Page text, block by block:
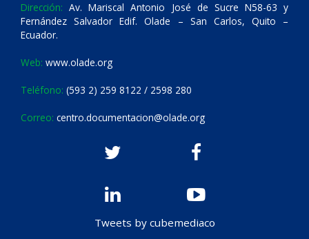
Dirección: Av. Mariscal Antonio José de Sucre N58-63 y
Fernández Salvador Edif. Olade – San Carlos, Quito –
Ecuador.
Web: www.olade.org
Teléfono: (593 2) 259 8122 / 2598 280
Correo: centro.documentacion@olade.org
Tweets by cubemediaco